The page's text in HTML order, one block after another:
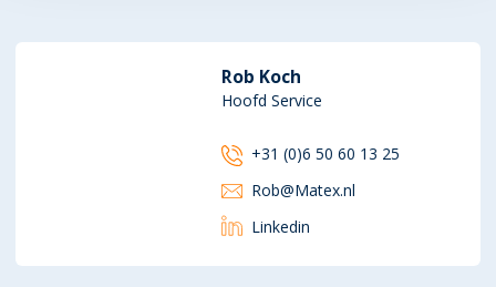
Rob Koch
Hoofd Service
+31 (0)6 50 60 13 25
Rob@Matex.nl
Linkedin